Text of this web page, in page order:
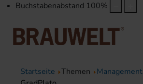
Buchstabenabstand 100%
Startseite Themen Management